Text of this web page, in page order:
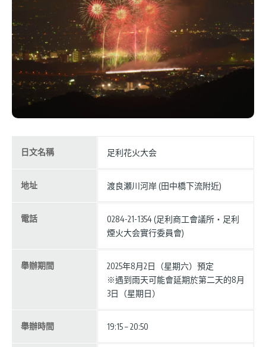
日文名稱 足利花火大会
地址 渡良瀬川河岸 (田中橋下流附近)
電話
0284-21-1354 (足利商工會議所・足利
煙火大会實行委員會)
舉辦期間
2025年8月2日（星期六）預定
※遇到雨天可能會延期於第二天的8月
3日（星期日）
舉辦時間 19:15 – 20:50